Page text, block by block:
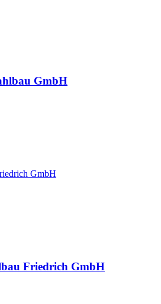
GmbH
GmbH
Friedrich GmbH